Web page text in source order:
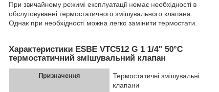
При звичайному режимі експлуатації немає необхідності в
обслуговуванні термостатичного змішувального клапана.
Однак при необхідності можна легко замінити термостати.
Характеристики ESBE VTC512 G 1 1/4" 50°C
термостатичний змішувальний клапан
Призначення
Термостатичні змішувальні
клапани